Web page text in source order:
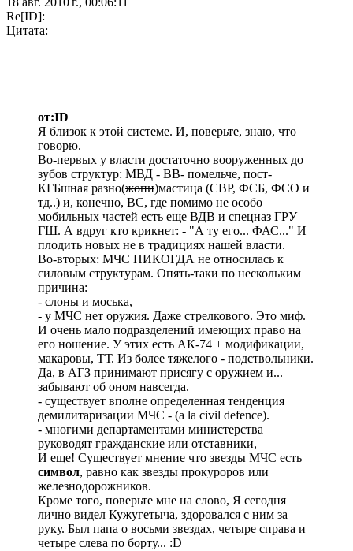
Re[ID]:
Цитата:
от:ID
Я близок к этой системе. И, поверьте, знаю, что
говорю.
Во-первых у власти достаточно вооруженных до
зубов структур: МВД - ВВ- помельче, пост-
КГБшная разно(жопи)мастица (СВР, ФСБ, ФСО и
тд..) и, конечно, ВС, где помимо не особо
мобильных частей есть еще ВДВ и спецназ ГРУ
ГШ. А вдруг кто крикнет: - "А ту его... ФАС..." И
плодить новых не в традициях нашей власти.
Во-вторых: МЧС НИКОГДА не относилась к
силовым структурам. Опять-таки по нескольким
причина:
- слоны и моська,
- у МЧС нет оружия. Даже стрелкового. Это миф.
И очень мало подразделений имеющих право на
его ношение. У этих есть АК-74 + модификации,
макаровы, ТТ. Из более тяжелого - подствольники.
Да, в АГЗ принимают присягу с оружием и...
забывают об оном навсегда.
- существует вполне определенная тенденция
демилитаризации МЧС - (a la civil defence).
- многими департаментами министерства
руководят гражданские или отставники,
И еще! Существует мнение что звезды МЧС есть
символ, равно как звезды прокуроров или
железнодорожников.
Кроме того, поверьте мне на слово, Я сегодня
лично видел Кужугетыча, здоровался с ним за
руку. Был папа о восьми звездах, четыре справа и
четыре слева по борту... :D